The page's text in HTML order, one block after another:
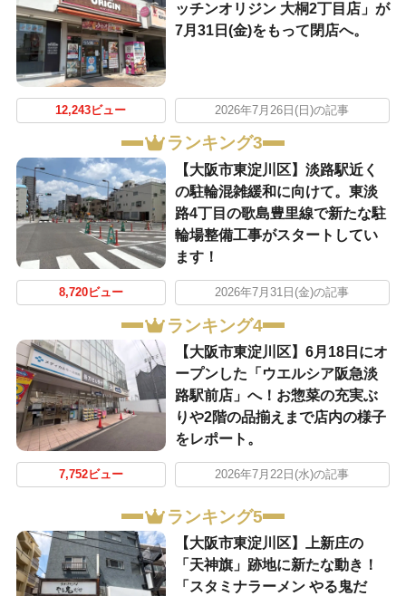
ッチンオリジン 大桐2丁目店」が
7月31日(金)をもって閉店へ。
12,243ビュー 2026年7月26日(日)の記事
ランキング3
【大阪市東淀川区】淡路駅近く
の駐輪混雑緩和に向けて。東淡
路4丁目の歌島豊里線で新たな駐
輪場整備工事がスタートしてい
ます！
8,720ビュー 2026年7月31日(金)の記事
ランキング4
【大阪市東淀川区】6月18日にオ
ープンした「ウエルシア阪急淡
路駅前店」へ！お惣菜の充実ぶ
りや2階の品揃えまで店内の様子
をレポート。
7,752ビュー 2026年7月22日(水)の記事
ランキング5
【大阪市東淀川区】上新庄の
「天神旗」跡地に新たな動き！
「スタミナラーメン やる鬼だ